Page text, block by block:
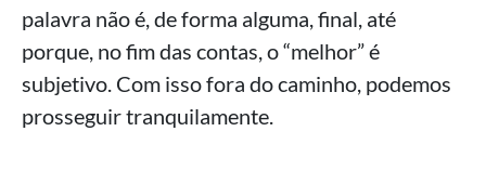
palavra não é, de forma alguma, final, até
porque, no fim das contas, o “melhor” é
subjetivo. Com isso fora do caminho, podemos
prosseguir tranquilamente.